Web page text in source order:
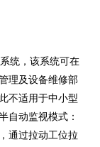
统，该系统可在
理及设备维修部
不适用于中小型
自动监视模式：
通过拉动工位拉